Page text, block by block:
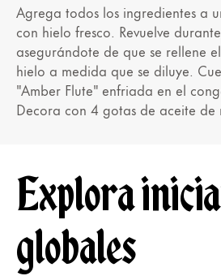
Agrega todos los ingredientes a
con hielo fresco. Revuelve
asegurándote de que se rellene
hielo a medida que se diluye.
"Amber Flute" enfriada en el
Decora con 4 gotas de aceite de
Explora
globales